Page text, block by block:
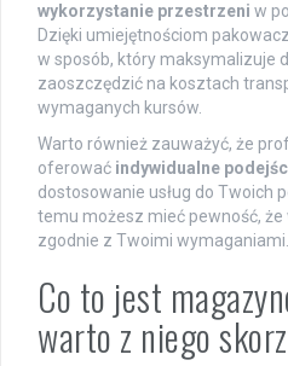
wykorzystanie przestrzeni w
Dzięki umiejętnościom
w sposób, który maksymalizuje
zaoszczędzić na kosztach
wymaganych kursów.
Warto również zauważyć, że
oferować indywidualne
dostosowanie usług do Twoich
temu możesz mieć pewność,
zgodnie z Twoimi wymaganiami.
Co to jest
warto z niego